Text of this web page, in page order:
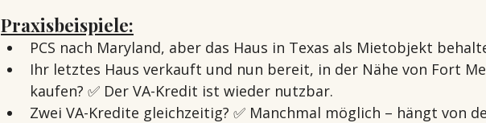
Praxisbeispiele:
PCS nach Maryland, aber das Haus in Texas als Mietobjekt
Ihr letztes Haus verkauft und nun bereit, in der Nähe von Fort
kaufen? ✅ Der VA-Kredit ist wieder nutzbar.
Zwei VA-Kredite gleichzeitig? ✅ Manchmal möglich – hängt von